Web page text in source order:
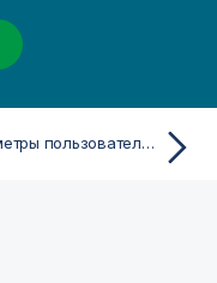
Параметры пользователя: Общие